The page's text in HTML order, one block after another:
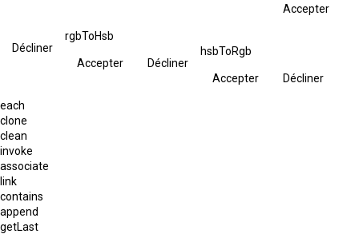
Accepter
Décliner
rgbToHsb
Accepter Décliner
hsbToRgb
Accepter Décliner
each
clone
clean
invoke
associate
link
contains
append
getLast